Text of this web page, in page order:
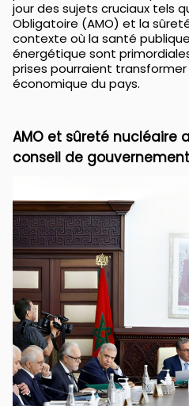
jour des sujets cruciaux tels
Obligatoire (AMO) et la
contexte où la santé
énergétique sont
prises pourraient
économique du pays.
AMO et sûreté nucléaire
conseil de gouvernement